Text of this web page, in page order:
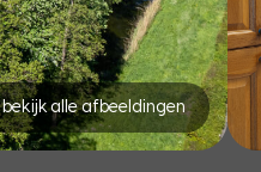
bekijk alle afbeeldingen